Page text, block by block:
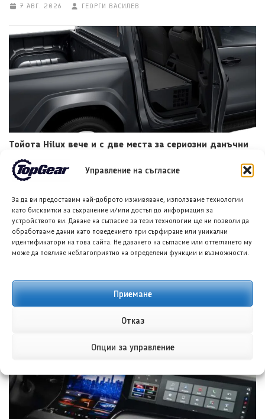
Управление на съгласие
За да ви предоставим най-доброто изживяване, използваме технологии
като бисквитки за съхранение и/или достъп до информация за
устройството ви. Даване на съгласие за тези технологии ще ни позволи да
обработваме данни като поведението при сърфиране или уникални
идентификатори на това сайта. Не даването на съгласие или оттеглянето му
може да повлияе неблагоприятно на определени функции и възможности.
Приемане
Отказ
Опции за управление
7 АВГ. 2026 ГЕОРГИ ВАСИЛЕВ
Тойота Hilux вече и с две места за сериозни данъчни
облекчения
7 АВГ. 2026 НИКОЛА СТОЯНОВ
Форд Експлорър за Китай намеква за следваща